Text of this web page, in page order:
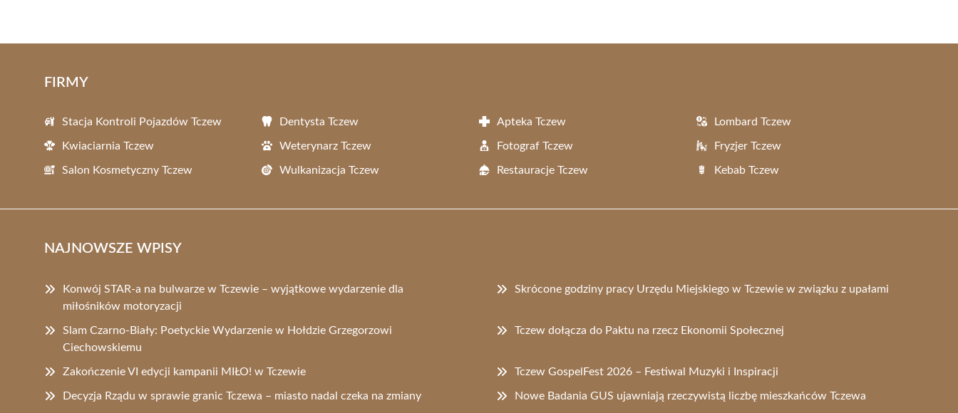
FIRMY
Stacja Kontroli Pojazdów Tczew Dentysta Tczew Apteka Tczew Lombard Tczew
Kwiaciarnia Tczew Weterynarz Tczew Fotograf Tczew Fryzjer Tczew
Salon Kosmetyczny Tczew Wulkanizacja Tczew Restauracje Tczew Kebab Tczew
NAJNOWSZE WPISY
Konwój STAR-a na bulwarze w Tczewie – wyjątkowe wydarzenie dla
miłośników motoryzacji
Skrócone godziny pracy Urzędu Miejskiego w Tczewie w związku z upałami
Slam Czarno-Biały: Poetyckie Wydarzenie w Hołdzie Grzegorzowi
Ciechowskiemu
Tczew dołącza do Paktu na rzecz Ekonomii Społecznej
Zakończenie VI edycji kampanii MIŁO! w Tczewie Tczew GospelFest 2026 – Festiwal Muzyki i Inspiracji
Decyzja Rządu w sprawie granic Tczewa – miasto nadal czeka na zmiany Nowe Badania GUS ujawniają rzeczywistą liczbę mieszkańców Tczewa